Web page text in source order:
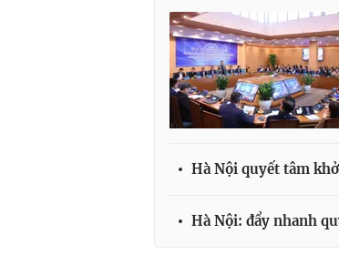
Hà Nội quyết tâm
Hà Nội: đẩy nhanh